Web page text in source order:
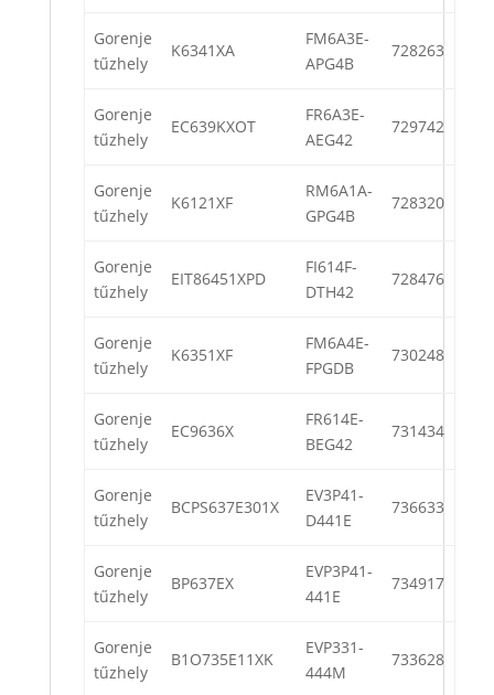
Gorenje
tűzhely
K6341XA
FM6A3E-
APG4B
728263
Gorenje
tűzhely
EC639KXOT
FR6A3E-
AEG42
729742
Gorenje
tűzhely
K6121XF
RM6A1A-
GPG4B
728320
Gorenje
tűzhely
EIT86451XPD
FI614F-
DTH42
728476
Gorenje
tűzhely
K6351XF
FM6A4E-
FPGDB
730248
Gorenje
tűzhely
EC9636X
FR614E-
BEG42
731434
Gorenje
tűzhely
BCPS637E301X
EV3P41-
D441E
736633
Gorenje
tűzhely
BP637EX
EVP3P41-
441E
734917
Gorenje
tűzhely
B1O735E11XK
EVP331-
444M
733628